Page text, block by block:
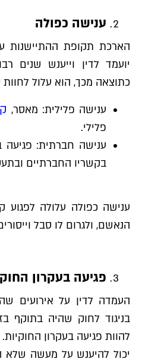
ענישה כפולה
הארכת תקופת ההתיישנות
יועמד לדין וייענש שנים
כתוצאה מכך, הוא עלול
ענישה פלילית: מאסר,
פלילי.
ענישה חברתית: פגיעה
בקשריו החברתיים
ענישה כפולה עלולה
הנאשם, ולגרום לו סבל
פגיעה בעקרון
העמדה לדין על אירועים
בניגוד לחוק שהיה בתוקף
להוות פגיעה בעקרון
יכול להיענש על מעשה שלא